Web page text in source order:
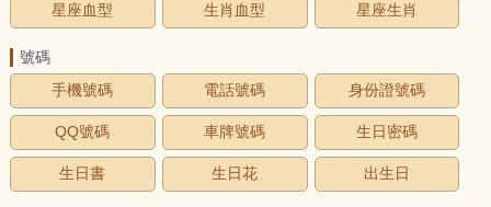
星座血型 生肖血型 星座生肖
號碼
手機號碼
電話號碼 身份證號碼
QQ號碼 車牌號碼 生日密碼
生日書 生日花 出生日